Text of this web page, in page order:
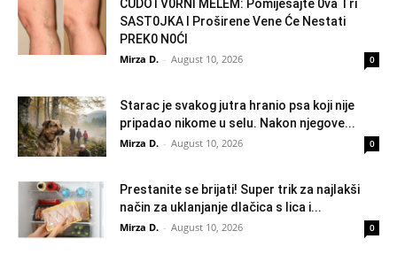
ČUDOTV0RNI MELEM: Pomiješajte 0va Tri
SAST0JKA I Proširene Vene Će Nestati
PREK0 N0ĆI
Mirza D. - August 10, 2026 0
Starac je svakog jutra hranio psa koji nije
pripadao nikome u selu. Nakon njegove...
Mirza D. - August 10, 2026 0
Prestanite se brijati! Super trik za najlakši
način za uklanjanje dlačica s lica i...
Mirza D. - August 10, 2026 0